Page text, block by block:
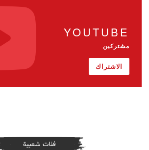
YOUTUBE
مشتركين
الاشتراك
فئات شعبية